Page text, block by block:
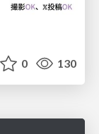
0 130